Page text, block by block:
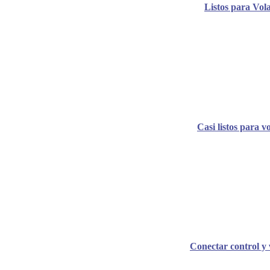
Listos para
Casi listos para
Conectar control y